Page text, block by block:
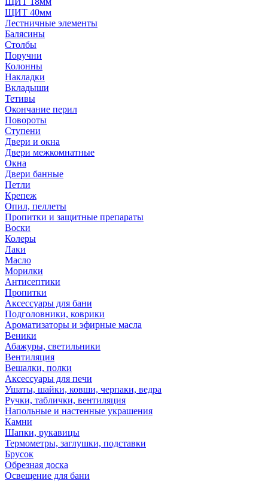
ЩИТ 40мм
Лестничные элементы
Балясины
Столбы
Поручни
Колонны
Накладки
Вкладыши
Тетивы
Окончание перил
Повороты
Ступени
Двери и окна
Двери межкомнатные
Окна
Двери банные
Петли
Крепеж
Опил, пеллеты
Пропитки и защитные препараты
Воски
Колеры
Лаки
Масло
Морилки
Антисептики
Пропитки
Аксессуары для бани
Подголовники, коврики
Ароматизаторы и эфирные масла
Веники
Абажуры, светильники
Вентиляция
Вешалки, полки
Аксессуары для печи
Ушаты, шайки, ковши, черпаки, ведра
Ручки, таблички, вентиляция
Напольные и настенные украшения
Камни
Шапки, рукавицы
Термометры, заглушки, подставки
Брусок
Обрезная доска
Освещение для бани